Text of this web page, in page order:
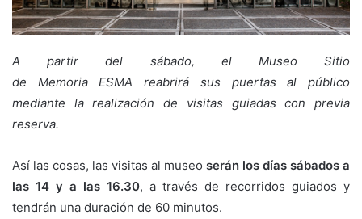
A partir del sábado, el Museo Sitio
de Memoria ESMA reabrirá sus puertas al público
mediante la realización de visitas guiadas con previa
reserva.
Así las cosas, las visitas al museo serán los días sábados a
las 14 y a las 16.30, a través de recorridos guiados y
tendrán una duración de 60 minutos.